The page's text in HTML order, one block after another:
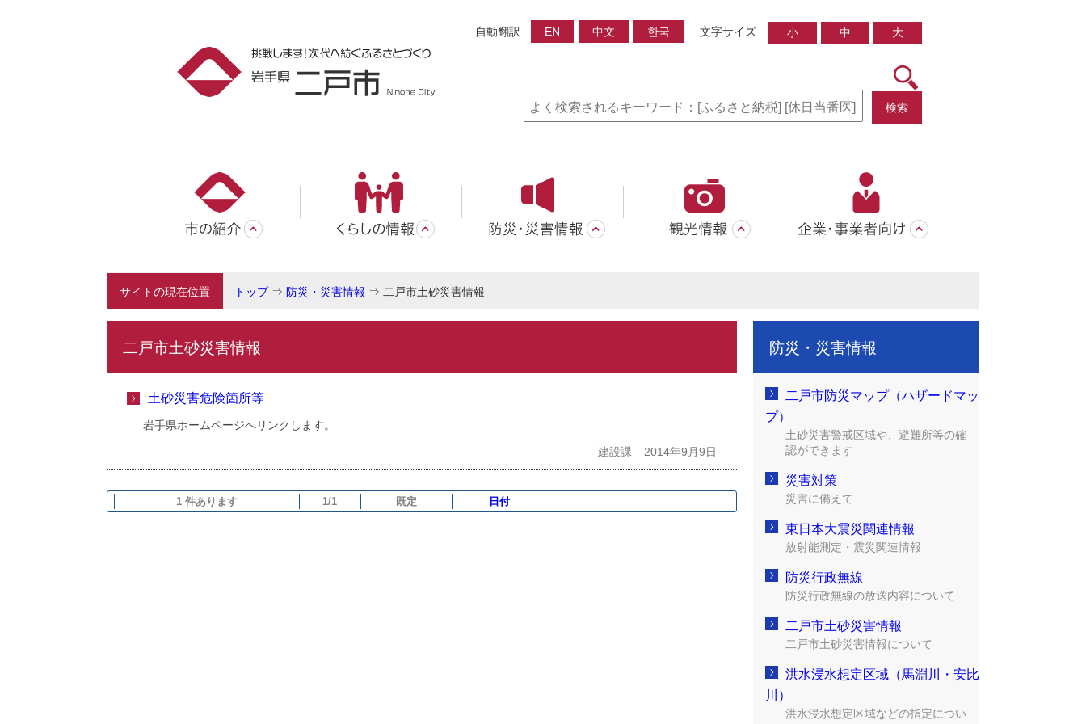
自動翻訳 EN 中文 한국 文字サイズ 小 中 大
検索
サイトの現在位置 トップ⇒ 防災・災害情報 ⇒ 二戸市土砂災害情報
二戸市土砂災害情報
土砂災害危険箇所等
岩手県ホームページへリンクします。
建設課 2014年9月9日
1 件あります 1/1 既定 日付
防災・災害情報
二戸市防災マップ（ハザードマッ
プ）
土砂災害警戒区域や、避難所等の確
認ができます
災害対策
災害に備えて
東日本大震災関連情報
放射能測定・震災関連情報
防災行政無線
防災行政無線の放送内容について
二戸市土砂災害情報
二戸市土砂災害情報について
洪水浸水想定区域（馬淵川・安比
川）
洪水浸水想定区域などの指定につい